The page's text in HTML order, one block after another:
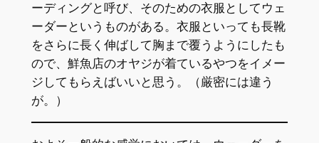
ーディングと呼び、そのための衣服としてウェ
ーダーというものがある。衣服といっても長靴
をさらに長く伸ばして胸まで覆うようにしたも
ので、鮮魚店のオヤジが着ているやつをイメー
ジしてもらえばいいと思う。（厳密には違う
が。）